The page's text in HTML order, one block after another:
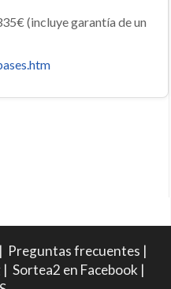
(incluye garantía de un
| Preguntas frecuentes |
| Sortea2 en Facebook |